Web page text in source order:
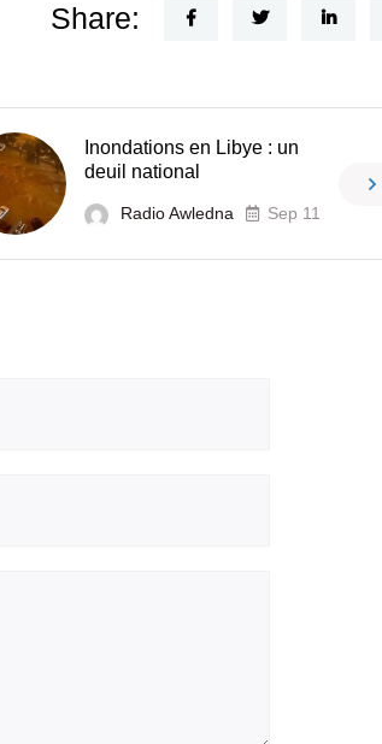
Share:
Inondations en Libye : un
deuil national
Radio Awledna Sep 11